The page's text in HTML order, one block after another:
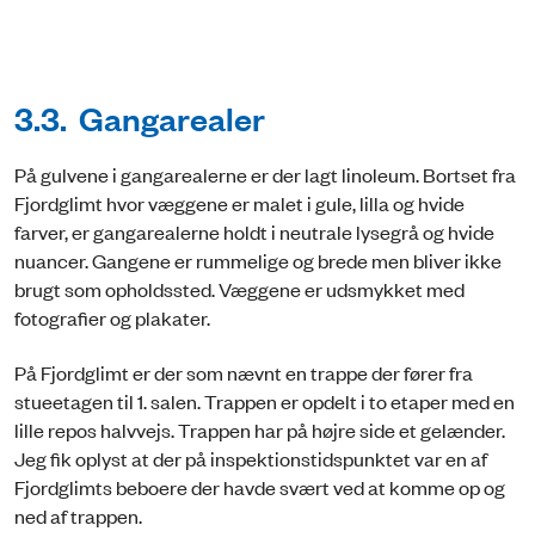
3.3. Gangarealer
På gulvene i gangarealerne er der lagt linoleum. Bortset fra
Fjordglimt hvor væggene er malet i gule, lilla og hvide
farver, er gangarealerne holdt i neutrale lysegrå og hvide
nuancer. Gangene er rummelige og brede men bliver ikke
brugt som opholdssted. Væggene er udsmykket med
fotografier og plakater.
På Fjordglimt er der som nævnt en trappe der fører fra
stueetagen til 1. salen. Trappen er opdelt i to etaper med en
lille repos halvvejs. Trappen har på højre side et gelænder.
Jeg fik oplyst at der på inspektionstidspunktet var en af
Fjordglimts beboere der havde svært ved at komme op og
ned af trappen.